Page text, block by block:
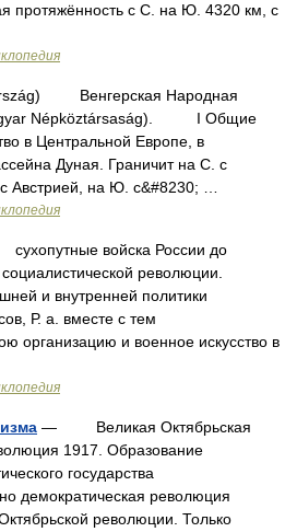
протяжённость с С. на Ю. 4320 км, с
Венгерская Народная
Népköztársaság). I Общие
в Центральной Европе, в
Дуная. Граничит на С. с
Австрией, на Ю. с&#8230; …
войска России до
революции.
и внутренней политики
Р. а. вместе с тем
организацию и военное искусство в
— Великая Октябрьская
1917. Образование
государства
демократическая революция
революции. Только